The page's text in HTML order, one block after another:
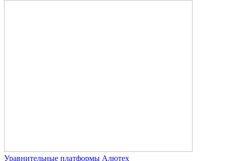
Уравнительные платформы Алютех